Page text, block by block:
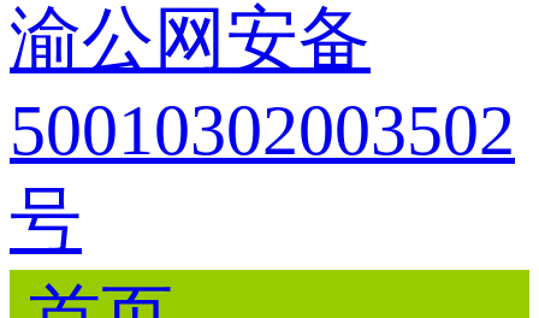
渝公网安备
50010302003502
号